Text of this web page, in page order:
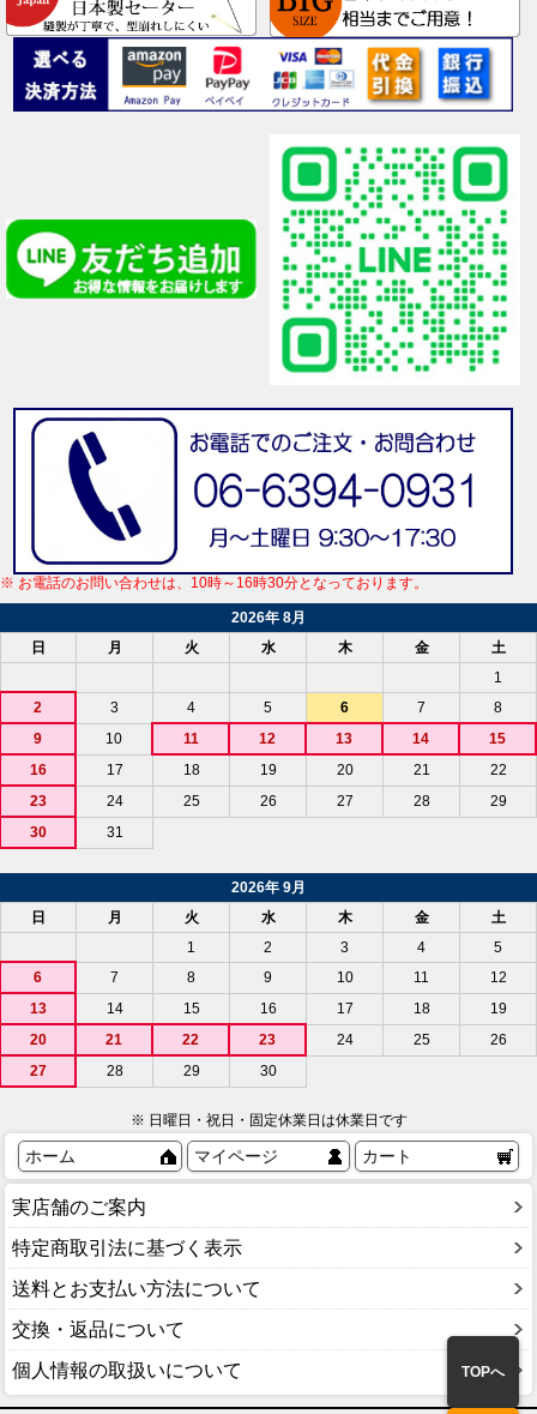
※ お電話のお問い合わせは、10時～16時30分となっております。
2026年 8月
日
月 火 水 木 金
土
1
2
3 4 5 6 7
8
9
10 11 12 13 14
15
16
17 18 19 20 21
22
23
24 25 26 27 28
29
30
31
2026年 9月
日
月 火 水 木 金
土
1
2 3 4
5
6
7 8 9 10 11
12
13
14 15 16 17 18
19
20
21 22 23 24 25
26
27
28 29 30
※ 日曜日・祝日・固定休業日は休業日です
TOPへ
ホーム マイページ カート
実店舗のご案内
特定商取引法に基づく表示
送料とお支払い方法について
交換・返品について
個人情報の取扱いについて